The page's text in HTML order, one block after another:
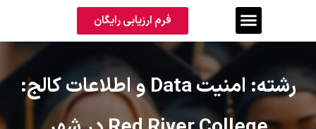
فرم ارزیابی رایگان
رشته: امنیت Data و اطلاعات کالج: